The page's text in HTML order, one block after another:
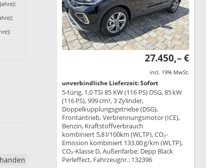
:
:
:
27.450,– €
incl. 19% MwSt.
unverbindliche Lieferzeit: Sofort
5-türig, 1,0 TSI 85 KW (116 PS) DSG, 85 kW
(116 PS), 999 cm³, 3 Zylinder,
Doppelkupplungsgetriebe (DSG),
Frontantrieb, Verbrennungsmotor (ICE),
Benzin, Kraftstoffverbrauch
kombiniert 5,8 l/100km (WLTP), CO₂-
Emission kombiniert 133.00 g/km (WLTP),
CO₂-Klasse D, Außenfarbe: Depp Black
Perleffect, Fahrzeugnr.: 132396